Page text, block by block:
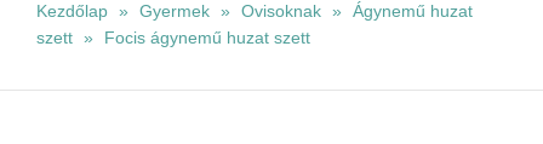
Kezdőlap » Gyermek » Ovisoknak » Ágynemű huzat
szett » Focis ágynemű huzat szett